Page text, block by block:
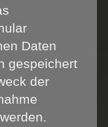
Daten
gespeichert
der